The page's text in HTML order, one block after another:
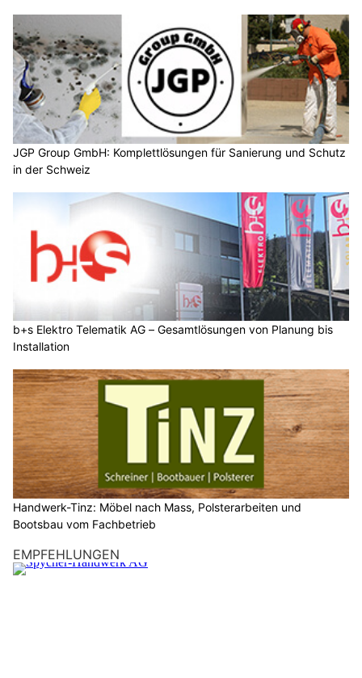
JGP Group GmbH: Komplettlösungen für Sanierung und Schutz
in der Schweiz
b+s Elektro Telematik AG – Gesamtlösungen von Planung bis
Installation
Handwerk-Tinz: Möbel nach Mass, Polsterarbeiten und
Bootsbau vom Fachbetrieb
EMPFEHLUNGEN